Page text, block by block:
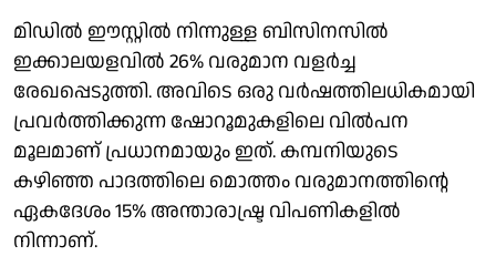
മിഡില്‍ ഈസ്റ്റില്‍ നിന്നുള്ള ബിസിനസില്‍
ഇക്കാലയളവില്‍ 26% വരുമാന വളര്‍ച്ച
രേഖപ്പെടുത്തി. അവിടെ ഒരു വര്‍ഷത്തിലധികമായി
പ്രവര്‍ത്തിക്കുന്ന ഷോറൂമുകളിലെ വില്‍പന
മൂലമാണ് പ്രധാനമായും ഇത്. കമ്പനിയുടെ
കഴിഞ്ഞ പാദത്തിലെ മൊത്തം വരുമാനത്തിന്റെ
ഏകദേശം 15% അന്താരാഷ്ട്ര വിപണികളില്‍
നിന്നാണ്.